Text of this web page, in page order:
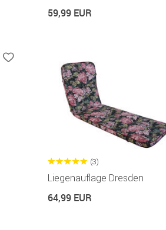
59,99 EUR
(3)
Liegenauflage Dresden
64,99 EUR